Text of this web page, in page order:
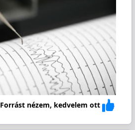
Forrást nézem, kedvelem ott